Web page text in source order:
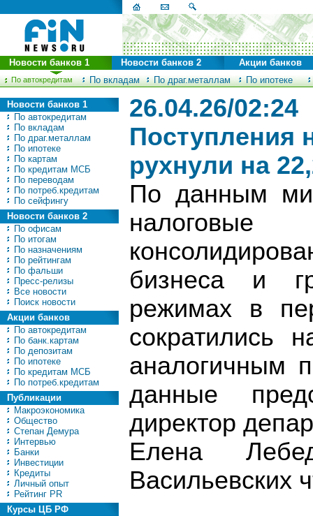
По автокредитам По вкладам По драг.металлам По ипотеке
Новости банков 1 Новости банков 2 Акции банков
Новости банков 1
По автокредитам
По вкладам
По драг.металлам
По ипотеке
По картам
По кредитам МСБ
По переводам
По потреб.кредитам
По сейфингу
Новости банков 2
По офисам
По итогам
По назначениям
По рейтингам
По фальши
Пресс-релизы
Все новости
Поиск новости
Акции банков
По автокредитам
По банк.картам
По депозитам
По ипотеке
По кредитам МСБ
По потреб.кредитам
Публикации
Макроэкономика
Общество
Степан Демура
Интервью
Банки
Инвестиции
Кредиты
Личный опыт
Рейтинг PR
Курсы ЦБ РФ
26.04.26/02:24
Поступления
рухнули на
По данным
бизнеса и
режимах в
сократились
аналогичным
данные
директор
Елена
Васильевских